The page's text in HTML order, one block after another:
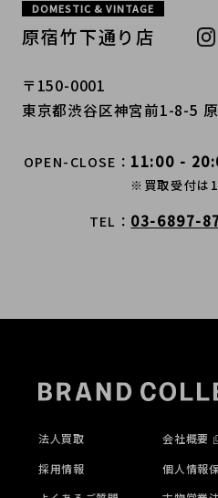
DOMESTIC & VINTAGE
原宿竹下通り店
〒150-0001
東京都渋谷区神宮前1-8-5
OPEN-CLOSE 11:00 -
※買取受付は
TEL 03-6897-
法人買取
採用情報
会社概要
個人情報